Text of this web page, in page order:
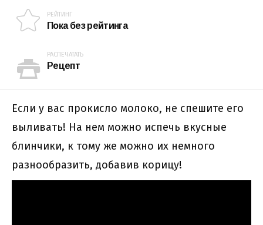
РЕЙТИНГ
Пока без рейтинга
РАСПЕЧАТАТЬ
Рецепт
Если у вас прокисло молоко, не спешите его
выливать! На нем можно испечь вкусные
блинчики, к тому же можно их немного
разнообразить, добавив корицу!